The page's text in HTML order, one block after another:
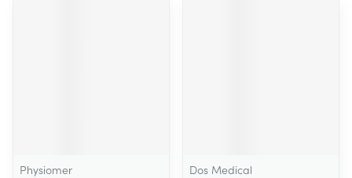
Physiomer
Dos Medical